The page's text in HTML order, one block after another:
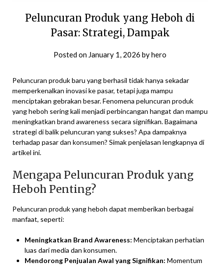
Peluncuran Produk yang Heboh di
Pasar: Strategi, Dampak
Posted on January 1, 2026 byhero
Peluncuran produk baru yang berhasil tidak hanya sekadar
memperkenalkan inovasi ke pasar, tetapi juga mampu
menciptakan gebrakan besar. Fenomena peluncuran produk
yang heboh sering kali menjadi perbincangan hangat dan mampu
meningkatkan brand awareness secara signifikan. Bagaimana
strategi di balik peluncuran yang sukses? Apa dampaknya
terhadap pasar dan konsumen? Simak penjelasan lengkapnya di
artikel ini.
Mengapa Peluncuran Produk yang
Heboh Penting?
Peluncuran produk yang heboh dapat memberikan berbagai
manfaat, seperti:
Meningkatkan Brand Awareness: Menciptakan perhatian
luas dari media dan konsumen.
Mendorong Penjualan Awal yang Signifikan: Momentum